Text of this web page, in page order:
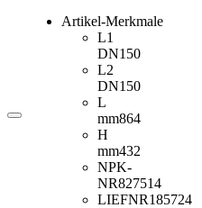
Artikel-Merkmale
L1
DN150
L2
DN150
L
mm864
H
mm432
NPK-
NR827514
LIEFNR185724